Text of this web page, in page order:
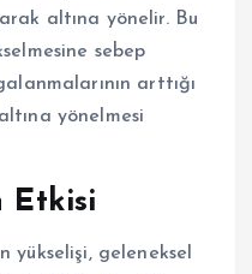
altına yönelir. Bu
sebep
arttığı
yönelmesi
Etkisi
yükselişi, geleneksel